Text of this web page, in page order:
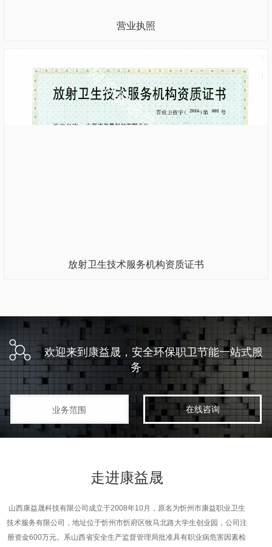
营业执照
放射卫生技术服务机构资质证书
欢迎来到康益晟，安全环保职卫节能一站式服
务
业务范围 在线咨询
走进康益晟
山西康益晟科技有限公司成立于2008年10月，原名为忻州市康益职业卫生
技术服务有限公司，地址位于忻州市忻府区牧马北路大学生创业园，公司注
册资金600万元。系山西省安全生产监督管理局批准具有职业病危害因素检